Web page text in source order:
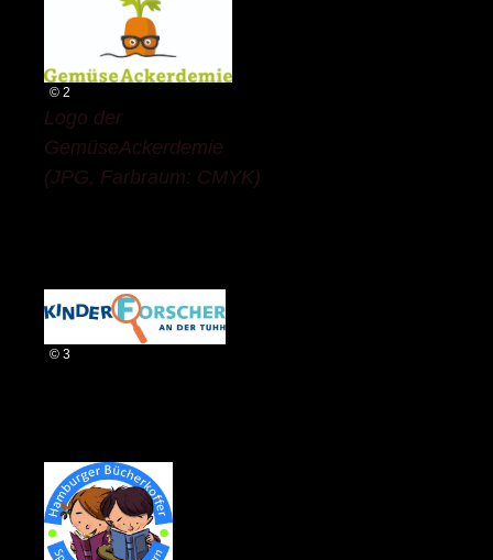
© 2
Logo der
GemüseAckerdemie
(JPG, Farbraum: CMYK)
© 3